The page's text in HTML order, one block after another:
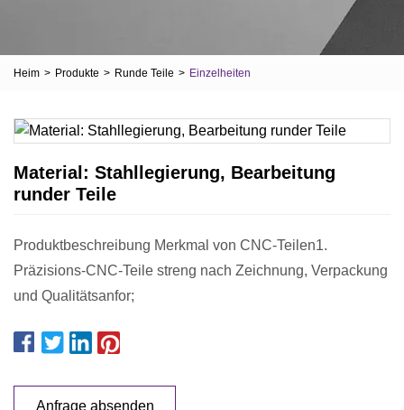
Heim > Produkte > Runde Teile > Einzelheiten
Material: Stahllegierung, Bearbeitung
runder Teile
Produktbeschreibung Merkmal von CNC-Teilen1.
Präzisions-CNC-Teile streng nach Zeichnung, Verpackung
und Qualitätsanfor;
Anfrage absenden